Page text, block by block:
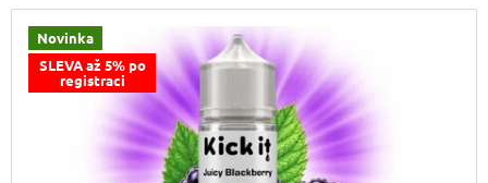
Novinka
SLEVA až 5% po
registraci